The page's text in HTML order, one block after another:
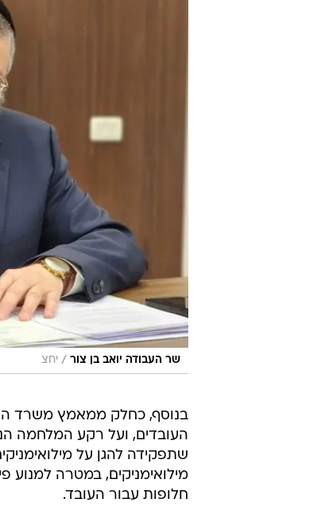
שר העבודה יואב בן צור / יחצ
בנוסף, כחלק ממאמץ משרד
העובדים, ועל רקע המלחמה
שתפקידה להגן על
מילואימניקים, במטרה למנוע
חלופות עבור העובד.